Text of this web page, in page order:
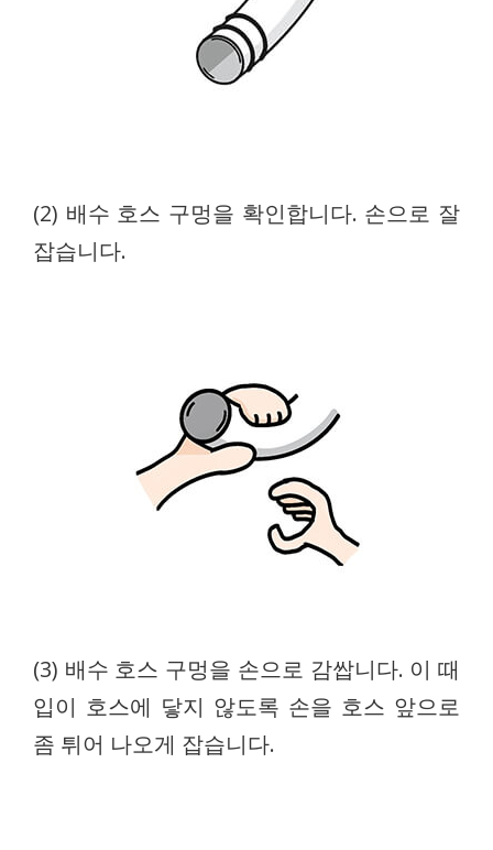
(2) 배수 호스 구멍을 확인합니다. 손으로 잘
잡습니다.
(3) 배수 호스 구멍을 손으로 감쌉니다. 이 때
입이 호스에 닿지 않도록 손을 호스 앞으로
좀 튀어 나오게 잡습니다.